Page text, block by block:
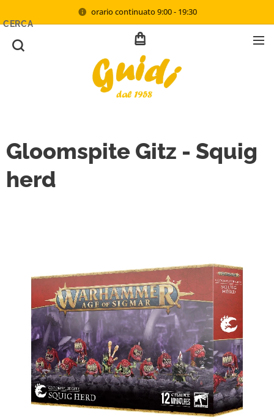
orario continuato 9:00 - 19:30
CERCA
Gloomspite Gitz - Squig
herd